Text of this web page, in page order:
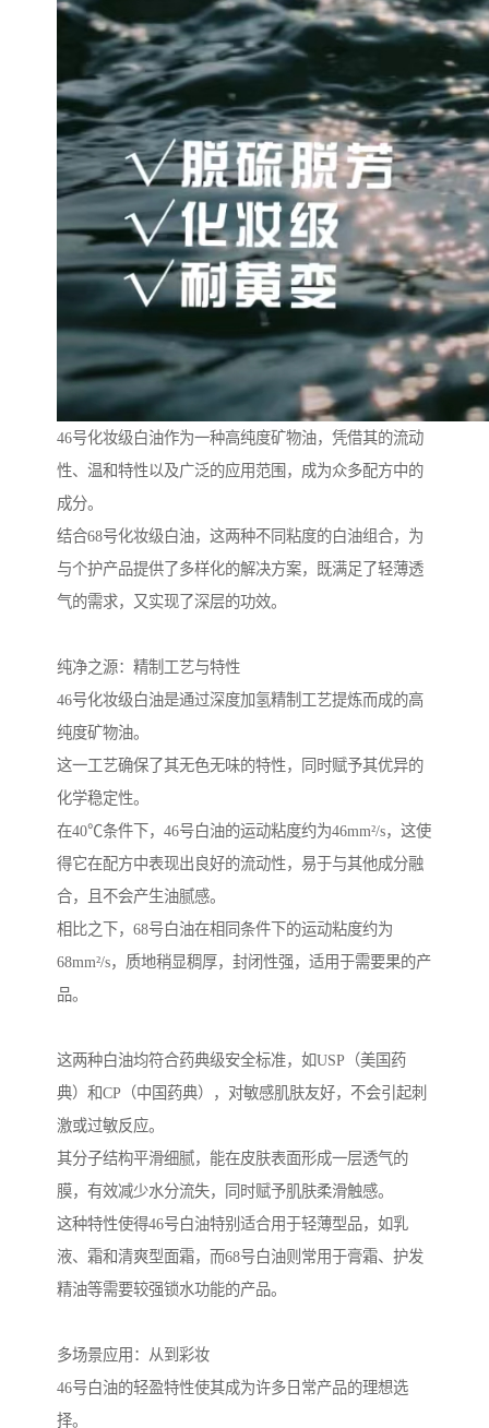
46号化妆级白油作为一种高纯度矿物油，凭借其的流动
性、温和特性以及广泛的应用范围，成为众多配方中的
成分。
结合68号化妆级白油，这两种不同粘度的白油组合，为
与个护产品提供了多样化的解决方案，既满足了轻薄透
气的需求，又实现了深层的功效。
纯净之源：精制工艺与特性
46号化妆级白油是通过深度加氢精制工艺提炼而成的高
纯度矿物油。
这一工艺确保了其无色无味的特性，同时赋予其优异的
化学稳定性。
在40℃条件下，46号白油的运动粘度约为46mm²/s，这使
得它在配方中表现出良好的流动性，易于与其他成分融
合，且不会产生油腻感。
相比之下，68号白油在相同条件下的运动粘度约为
68mm²/s，质地稍显稠厚，封闭性强，适用于需要果的产
品。
这两种白油均符合药典级安全标准，如USP（美国药
典）和CP（中国药典），对敏感肌肤友好，不会引起刺
激或过敏反应。
其分子结构平滑细腻，能在皮肤表面形成一层透气的
膜，有效减少水分流失，同时赋予肌肤柔滑触感。
这种特性使得46号白油特别适合用于轻薄型品，如乳
液、霜和清爽型面霜，而68号白油则常用于膏霜、护发
精油等需要较强锁水功能的产品。
多场景应用：从到彩妆
46号白油的轻盈特性使其成为许多日常产品的理想选
择。